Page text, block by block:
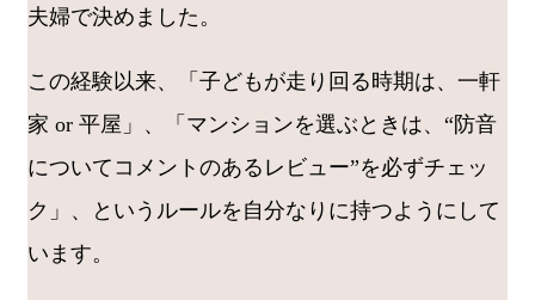
夫婦で決めました。
この経験以来、「子どもが走り回る時期は、一軒
家 or 平屋」、「マンションを選ぶときは、“防音
についてコメントのあるレビュー”を必ずチェッ
ク」、というルールを自分なりに持つようにして
います。